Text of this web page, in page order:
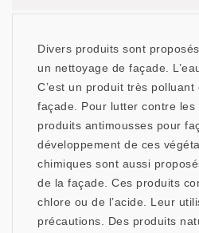
Divers produits sont
un nettoyage de façade.
C’est un produit très
façade. Pour lutter contre les
produits antimousses pour
développement de ces
chimiques sont aussi
de la façade. Ces produits
chlore ou de l’acide. Leur
précautions. Des produits